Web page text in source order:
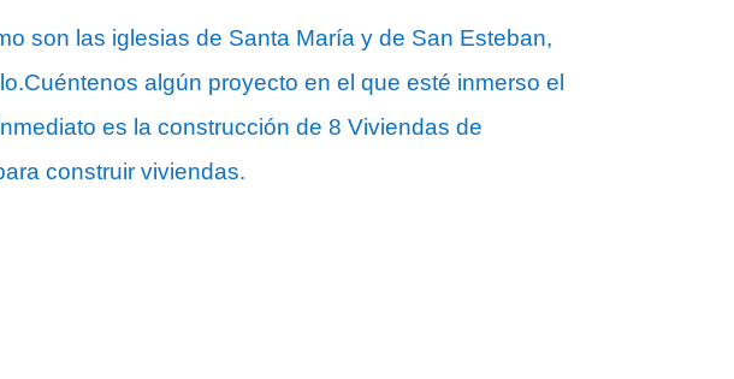
son las iglesias de Santa María y de San Esteban,
algún proyecto en el que esté inmerso el
es la construcción de 8 Viviendas de
construir viviendas.